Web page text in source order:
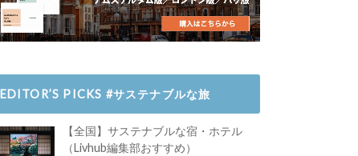
EDITOR’S PICKS #サステナブルな旅
【全国】サステナブルな宿・ホテル
（Livhub編集部おすすめ）